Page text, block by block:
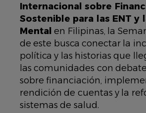
Internacional sobre
Sostenible para las ENT y
Mental en Filipinas, la
de este busca conectar la
política y las historias que
las comunidades con
sobre financiación,
rendición de cuentas y la
sistemas de salud.